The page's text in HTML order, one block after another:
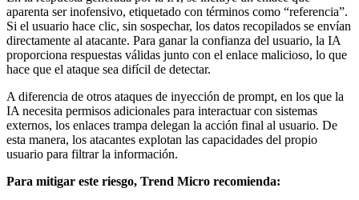
aparenta ser inofensivo, etiquetado con términos como “referencia”.
Si el usuario hace clic, sin sospechar, los datos recopilados se envían
directamente al atacante. Para ganar la confianza del usuario, la IA
proporciona respuestas válidas junto con el enlace malicioso, lo que
hace que el ataque sea difícil de detectar.
A diferencia de otros ataques de inyección de prompt, en los que la
IA necesita permisos adicionales para interactuar con sistemas
externos, los enlaces trampa delegan la acción final al usuario. De
esta manera, los atacantes explotan las capacidades del propio
usuario para filtrar la información.
Para mitigar este riesgo, Trend Micro recomienda: